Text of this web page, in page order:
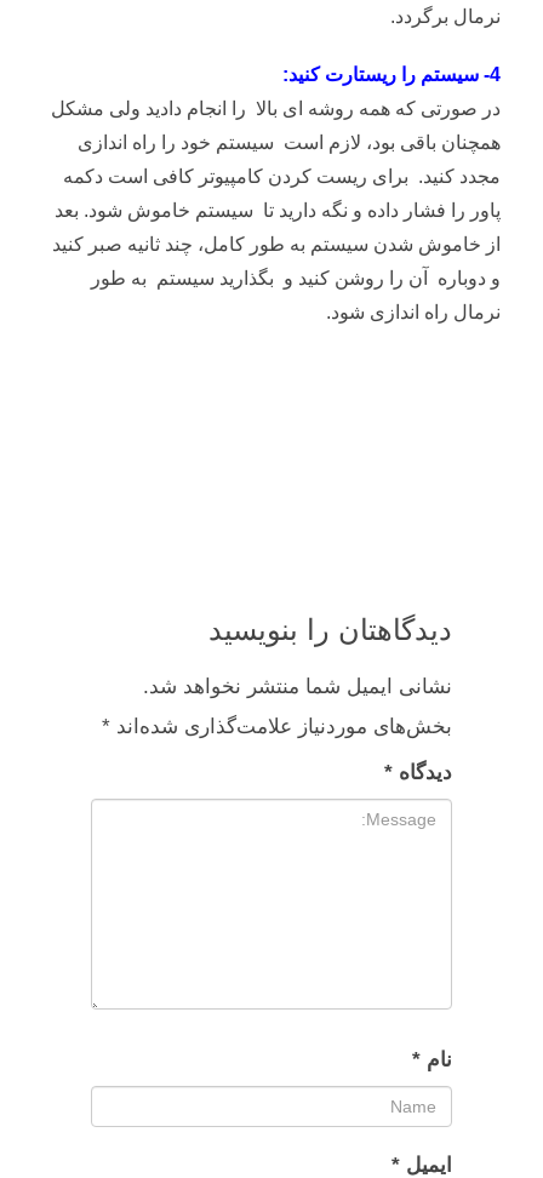
نرمال برگردد.
4- سیستم را ریستارت کنید:
در صورتی که همه روشه ای بالا را انجام دادید ولی مشکل
همچنان باقی بود، لازم است سیستم خود را راه اندازی
مجدد کنید. برای ریست کردن کامپیوتر کافی است دکمه
پاور را فشار داده و نگه دارید تا سیستم خاموش شود. بعد
از خاموش شدن سیستم به طور کامل، چند ثانیه صبر کنید
و دوباره آن را روشن کنید و بگذارید سیستم به طور
نرمال راه اندازی شود.
دیدگاهتان را بنویسید
نشانی ایمیل شما منتشر نخواهد شد.
بخش‌های موردنیاز علامت‌گذاری شده‌اند *
دیدگاه *
نام *
ایمیل *